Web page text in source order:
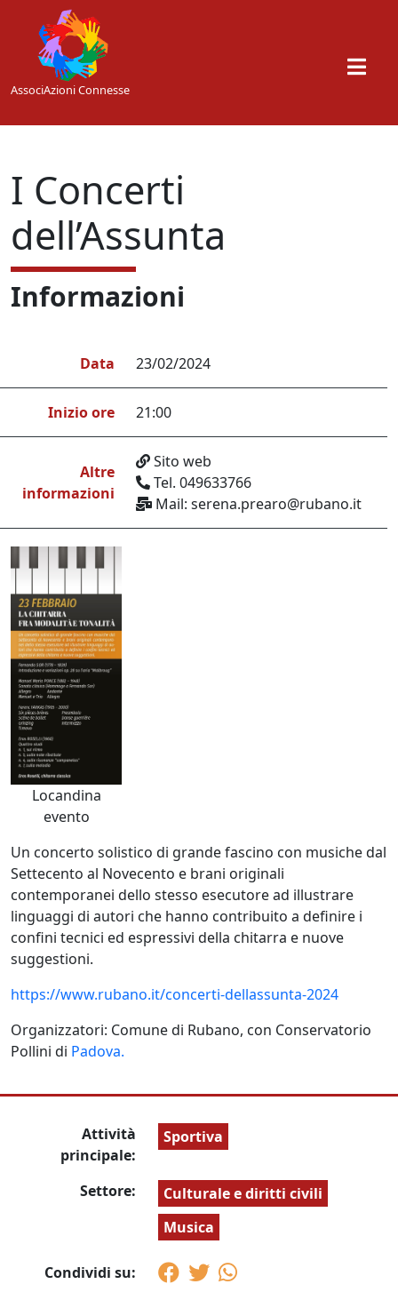
Skip to main content
AssociAzioni Connesse
I Concerti
dell’Assunta
Informazioni
Data 23/02/2024
Inizio ore 21:00
Altre
informazioni
Sito web
Tel. 049633766
Mail: serena.prearo@rubano.it
Locandina
evento
Un concerto solistico di grande fascino con musiche dal
Settecento al Novecento e brani originali
contemporanei dello stesso esecutore ad illustrare
linguaggi di autori che hanno contribuito a definire i
confini tecnici ed espressivi della chitarra e nuove
suggestioni.
https://www.rubano.it/concerti-dellassunta-2024
Organizzatori: Comune di Rubano, con Conservatorio
Pollini di Padova.
Attività
principale:
Sportiva
Settore:
Culturale e diritti civili
Musica
Condividi su: